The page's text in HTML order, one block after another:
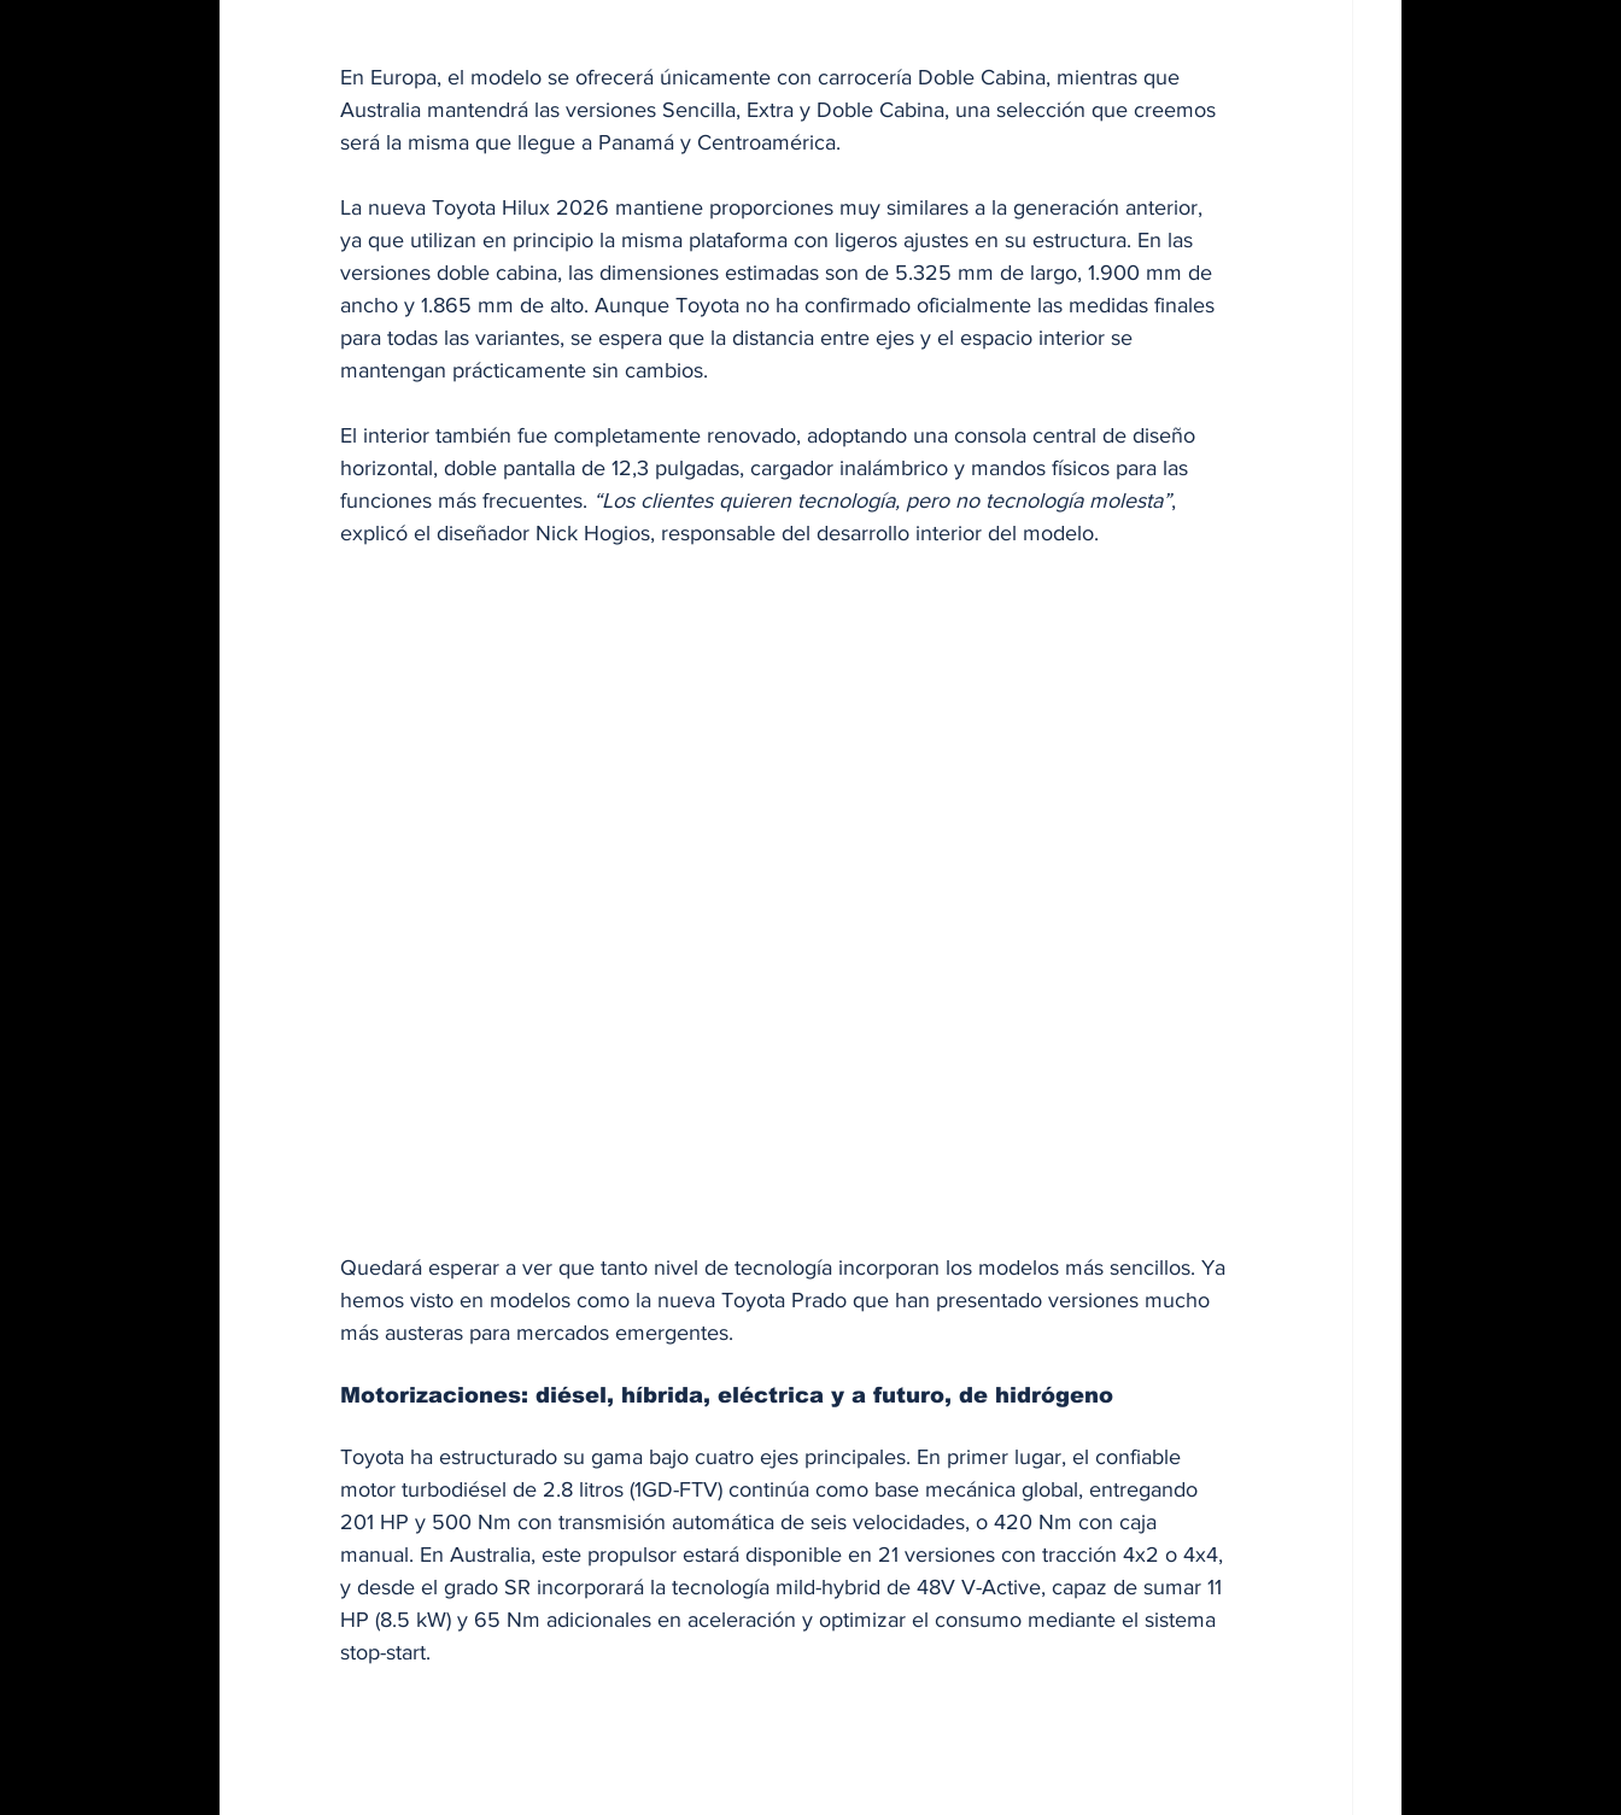
En Europa, el modelo se ofrecerá únicamente con carrocería Doble Cabina, mientras que
Australia mantendrá las versiones Sencilla, Extra y Doble Cabina, una selección que creemos
será la misma que llegue a Panamá y Centroamérica.
La nueva Toyota Hilux 2026 mantiene proporciones muy similares a la generación anterior,
ya que utilizan en principio la misma plataforma con ligeros ajustes en su estructura. En las
versiones doble cabina, las dimensiones estimadas son de 5.325 mm de largo, 1.900 mm de
ancho y 1.865 mm de alto. Aunque Toyota no ha confirmado oficialmente las medidas finales
para todas las variantes, se espera que la distancia entre ejes y el espacio interior se
mantengan prácticamente sin cambios.
El interior también fue completamente renovado, adoptando una consola central de diseño
horizontal, doble pantalla de 12,3 pulgadas, cargador inalámbrico y mandos físicos para las
funciones más frecuentes. “Los clientes quieren tecnología, pero no tecnología molesta”,
explicó el diseñador Nick Hogios, responsable del desarrollo interior del modelo.
Quedará esperar a ver que tanto nivel de tecnología incorporan los modelos más sencillos. Ya
hemos visto en modelos como la nueva Toyota Prado que han presentado versiones mucho
más austeras para mercados emergentes.
Motorizaciones: diésel, híbrida, eléctrica y a futuro, de hidrógeno
Toyota ha estructurado su gama bajo cuatro ejes principales. En primer lugar, el confiable
motor turbodiésel de 2.8 litros (1GD-FTV) continúa como base mecánica global, entregando
201 HP y 500 Nm con transmisión automática de seis velocidades, o 420 Nm con caja
manual. En Australia, este propulsor estará disponible en 21 versiones con tracción 4x2 o 4x4,
y desde el grado SR incorporará la tecnología mild-hybrid de 48V V-Active, capaz de sumar 11
HP (8.5 kW) y 65 Nm adicionales en aceleración y optimizar el consumo mediante el sistema
stop-start.